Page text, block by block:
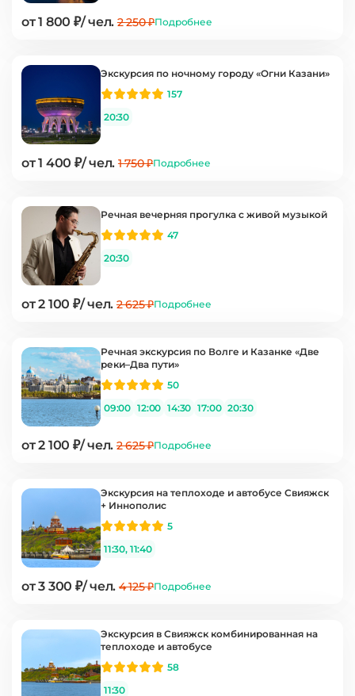
от 1 800 ₽/ чел. 2 250 ₽Подробнее
Экскурсия по ночному городу «Огни Казани»
157
20:30
от 1 400 ₽/ чел. 1 750 ₽Подробнее
Речная вечерняя прогулка с живой музыкой
47
20:30
от 2 100 ₽/ чел. 2 625 ₽Подробнее
Речная экскурсия по Волге и Казанке «Две
реки–Два пути»
50
09:00 12:00 14:30 17:00 20:30
от 2 100 ₽/ чел. 2 625 ₽Подробнее
Экскурсия на теплоходе и автобусе Свияжск
+ Иннополис
5
11:30, 11:40
от 3 300 ₽/ чел. 4 125 ₽Подробнее
Экскурсия в Свияжск комбинированная на
теплоходе и автобусе
58
11:30